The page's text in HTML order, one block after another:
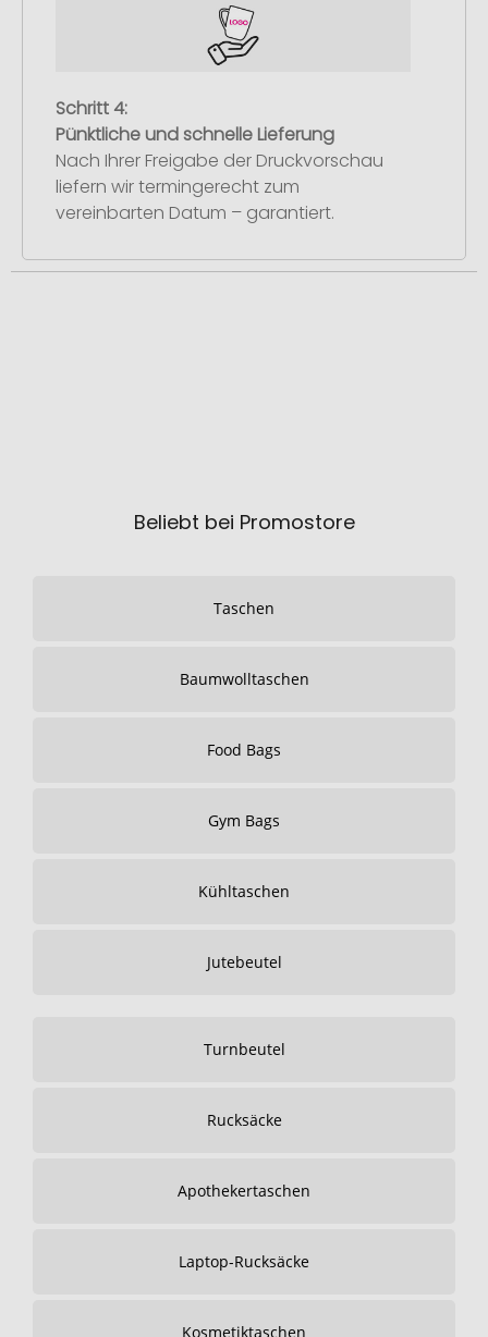
Schritt 4:
Pünktliche und schnelle Lieferung
Nach Ihrer Freigabe der Druckvorschau
liefern wir termingerecht zum
vereinbarten Datum – garantiert.
Beliebt bei Promostore
Taschen
Baumwolltaschen
Food Bags
Gym Bags
Kühltaschen
Jutebeutel
Turnbeutel
Rucksäcke
Apothekertaschen
Laptop-Rucksäcke
Kosmetiktaschen